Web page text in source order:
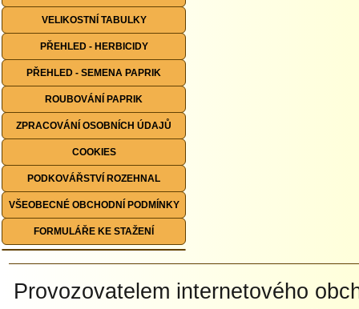
VELIKOSTNÍ TABULKY
PŘEHLED - HERBICIDY
PŘEHLED - SEMENA PAPRIK
ROUBOVÁNÍ PAPRIK
ZPRACOVÁNÍ OSOBNÍCH ÚDAJŮ
COOKIES
PODKOVÁŘSTVÍ ROZEHNAL
VŠEOBECNÉ OBCHODNÍ PODMÍNKY
FORMULÁŘE KE STAŽENÍ
Provozovatelem internetového